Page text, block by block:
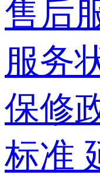
售后
服务
保修
标准